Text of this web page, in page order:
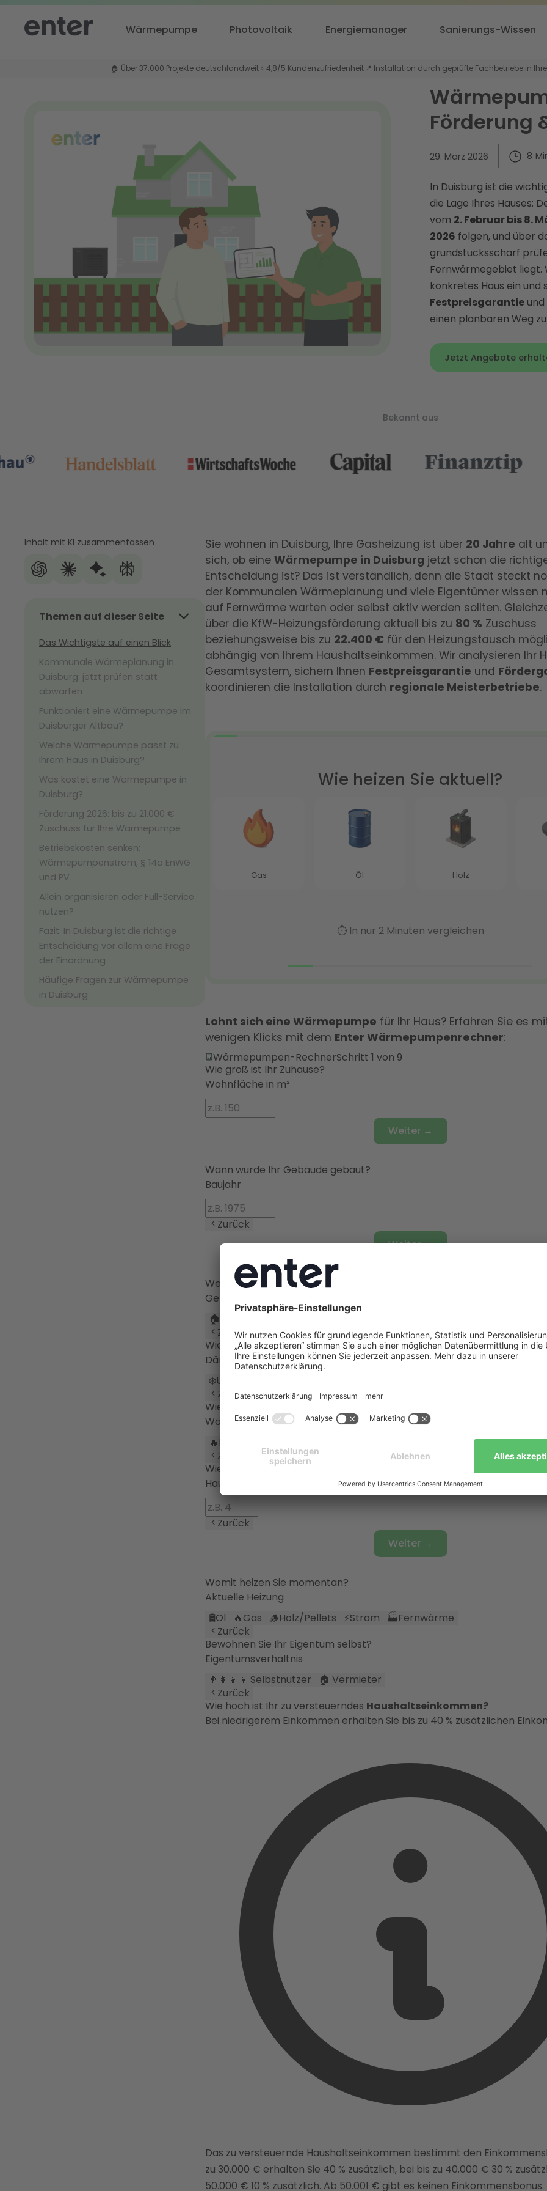
Wärmepumpe Photovoltaik Energiemanager Sanierungs-Wissen
🏠 Über 37.000 Projekte deutschlandweit⭐ 4,8/5 Kundenzufriedenheit 📍 Installation durch geprüfte Fachbetriebe in
Förderung
29. März 2026 8
In Duisburg ist die
die Lage Ihres Hauses:
vom 2. Februar bis 8.
2026 folgen, und über
grundstücksscharf
Fernwärmegebiet liegt.
konkretes Haus ein und
Festpreisgarantie
einen planbaren Weg
Jetzt Angebote
Bekannt aus
Inhalt mit KI zusammenfassen
Themen auf dieser Seite
Das Wichtigste auf einen Blick
Kommunale Wärmeplanung in
Duisburg: jetzt prüfen statt
abwarten
Funktioniert eine Wärmepumpe im
Duisburger Altbau?
Welche Wärmepumpe passt zu
Ihrem Haus in Duisburg?
Was kostet eine Wärmepumpe in
Duisburg?
Förderung 2026: bis zu 21.000 €
Zuschuss für Ihre Wärmepumpe
Betriebskosten senken:
Wärmepumpenstrom, § 14a EnWG
und PV
Allein organisieren oder Full-Service
nutzen?
Fazit: In Duisburg ist die richtige
Entscheidung vor allem eine Frage
der Einordnung
Häufige Fragen zur Wärmepumpe
in Duisburg
Sie wohnen in Duisburg, Ihre Gasheizung ist über 20 Jahre alt
sich, ob eine Wärmepumpe in Duisburg jetzt schon die
Entscheidung ist? Das ist verständlich, denn die Stadt steckt
der Kommunalen Wärmeplanung und viele Eigentümer wissen
auf Fernwärme warten oder selbst aktiv werden sollten.
über die KfW-Heizungsförderung aktuell bis zu 80 % Zuschuss
beziehungsweise bis zu 22.400 € für den Heizungstausch
abhängig von Ihrem Haushaltseinkommen. Wir analysieren Ihr
Gesamtsystem, sichern Ihnen Festpreisgarantie und
koordinieren die Installation durch regionale Meisterbetriebe.
Lohnt sich eine Wärmepumpe für Ihr Haus? Erfahren Sie es
wenigen Klicks mit dem Enter Wärmepumpenrechner:
Wärmepumpen-RechnerSchritt 1 von 9
Wie groß ist Ihr Zuhause?
Wohnfläche in m²
Weiter →
Wann wurde Ihr Gebäude gebaut?
Baujahr
Zurück
Weiter →
Welchen Gebäudetyp haben Sie?
Gebäudeart
🏠
Zurück
Wie gut ist Ihr Gebäude gedämmt?
Dämmstandard
❄️Ungedämmt
Zurück
Wie werden die Räume beheizt?
Wärmeverteilsystem
🔥
Fußbodenheizung & Heizkörper
Zurück
Wie viele Personen leben in Ihrem Haushalt?
Haushaltsgröße
Zurück
Weiter →
Womit heizen Sie momentan?
Aktuelle Heizung
🛢️Öl 🔥Gas 🪵Holz/Pellets ⚡Strom 🏭Fernwärme
Zurück
Bewohnen Sie Ihr Eigentum selbst?
Eigentumsverhältnis
👨‍👩‍👧‍👦 Selbstnutzer
🏠 Vermieter
Zurück
Wie hoch ist Ihr zu versteuerndes Haushaltseinkommen?
Bei niedrigerem Einkommen erhalten Sie bis zu 40 % zusätzlichen
Das zu versteuernde Haushaltseinkommen bestimmt den
zu 30.000 € erhalten Sie 40 % zusätzlich, bei bis zu 40.000 € 30 %
50.000 € 10 % zusätzlich. Ab 50.001 € gibt es keinen Einkommensbonus.